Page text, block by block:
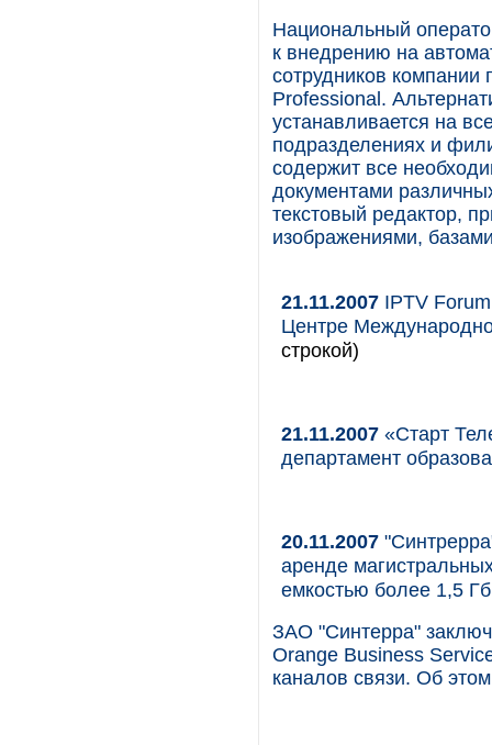
Национальный
к внедрению на
сотрудников
Professional.
устанавливается на
подразделениях и
содержит все
документами
текстовый редактор,
изображениями,
21.11.2007 IPTV
Центре
строкой)
21.11.2007 «Старт
департамент
20.11.2007
аренде
емкостью более 1,5
ЗАО "Синтерра"
Orange Business
каналов связи. Об